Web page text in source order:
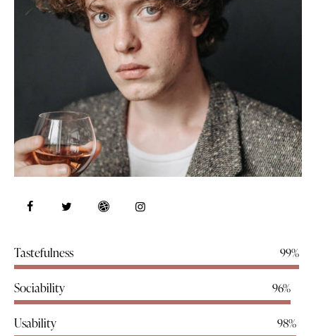
Tastefulness 99%
Sociability 96%
Usability 98%